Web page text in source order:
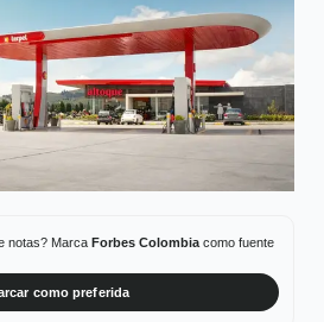
notas? Marca Forbes Colombiacomo fuente
como preferida